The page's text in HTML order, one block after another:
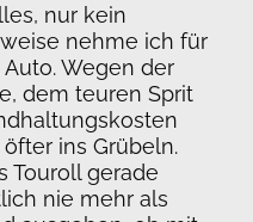
nur kein
nehme ich für
Wegen der
dem teuren Sprit
ins Grübeln.
Touroll gerade
nie mehr als